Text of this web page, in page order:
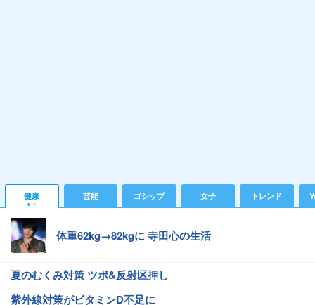
健康 芸能 ゴシップ 女子 トレンド
体重62kg→82kgに 寺田心の生活
夏のむくみ対策 ツボ&反射区押し
紫外線対策がビタミンD不足に